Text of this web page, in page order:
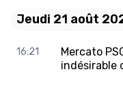
Jeudi 21 août
16:21
Mercato
indésirable